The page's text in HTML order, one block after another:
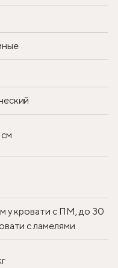
у кровати с ПМ, до 30
с ламелями